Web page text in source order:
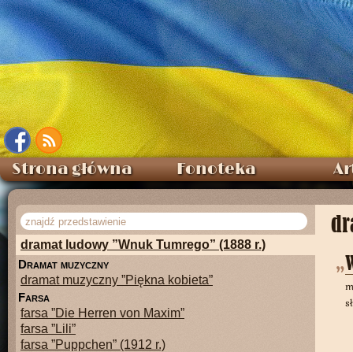
Strona główna Fonoteka
baśń dramatyczna
baśń dramatyczna ”Zaczarowane koło”
c ykl
cykl ”Jaśkowa dola”
cykl ”Piosenki dziecięce”
dramat
dramat ”Dziady”
dramat ”Dziecko miłości” (1915 r.)
dramat ”Karpaccy górale” (1843 r.)
dramat ”Perła cyllejska”
dramat ”Pieśni Janusza”
dramat ”Wyzwolenie” (1902 r.)
dramat ludowy
dramat ludowy ”Czartowska ława” (1880 r.)
dramat ludowy ”Wnuk Tumrego” (1888 r.)
dramat muzyczny
dramat muzyczny ”Piękna kobieta”
farsa
farsa ”Die Herren von Maxim”
farsa ”Lili”
farsa ”Puppchen” (1912 r.)